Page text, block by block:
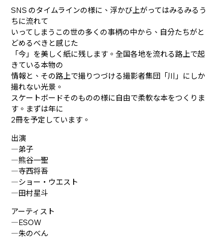
SNS のタイムラインの様に、浮かび上がってはみるみるう
ちに流れて
いってしまうこの世の多くの事柄の中から、自分たちがと
どめるべきと感じた
「今」を美しく紙に残します。全国各地を流れる路上で起
きている本物の
情報と、その路上で撮りつづける撮影者集団「川」にしか
撮れない光景。
スケートボードそのものの様に自由で柔軟な本をつくりま
す。まずは年に
2冊を予定しています。
出演
―弟子
―熊谷一聖
―寺西将吾
―ショー・ウエスト
―田村星斗
アーティスト
―ESOW
―朱のべん